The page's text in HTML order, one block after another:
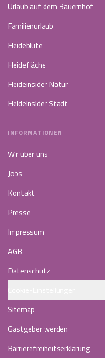
Urlaub auf dem Bauernhof
Familienurlaub
Heideblüte
Heidefläche
Heideinsider Natur
Heideinsider Stadt
INFORMATIONEN
Wir über uns
Jobs
Kontakt
Presse
Impressum
AGB
Datenschutz
Sitemap
Gastgeber werden
Barrierefreiheitserklärung